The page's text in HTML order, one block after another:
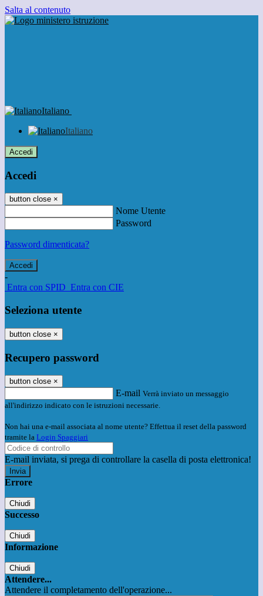
Salta al contenuto
Italiano
Italiano
Accedi
Accedi
button close ×
Nome Utente
Password
Password dimenticata?
-
Entra con SPID Entra con CIE
Seleziona utente
button close ×
Recupero password
button close ×
E-mail Verrà inviato un messaggio
all'indirizzo indicato con le istruzioni necessarie.
Non hai una e-mail associata al nome utente? Effettua il reset della password
tramite la Login Spaggiari
E-mail inviata, si prega di controllare la casella di posta elettronica!
Errore
Chiudi
Successo
Chiudi
Informazione
Chiudi
Attendere...
Attendere il completamento dell'operazione...